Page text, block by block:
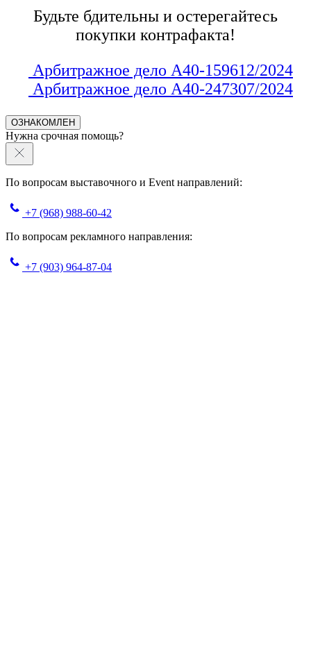
Будьте бдительны и остерегайтесь
покупки контрафакта!
Арбитражное дело А40-159612/2024
Арбитражное дело А40-247307/2024
ОЗНАКОМЛЕН
Нужна срочная помощь?
По вопросам выставочного и Event направлений:
+7 (968) 988-60-42
По вопросам рекламного направления:
+7 (903) 964-87-04